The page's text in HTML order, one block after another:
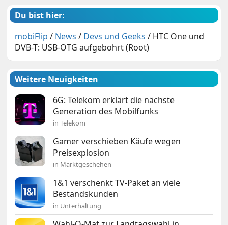
Du bist hier:
mobiFlip / News / Devs und Geeks / HTC One und
DVB-T: USB-OTG aufgebohrt (Root)
Weitere Neuigkeiten
6G: Telekom erklärt die nächste
Generation des Mobilfunks
in Telekom
Gamer verschieben Käufe wegen
Preisexplosion
in Marktgeschehen
1&1 verschenkt TV-Paket an viele
Bestandskunden
in Unterhaltung